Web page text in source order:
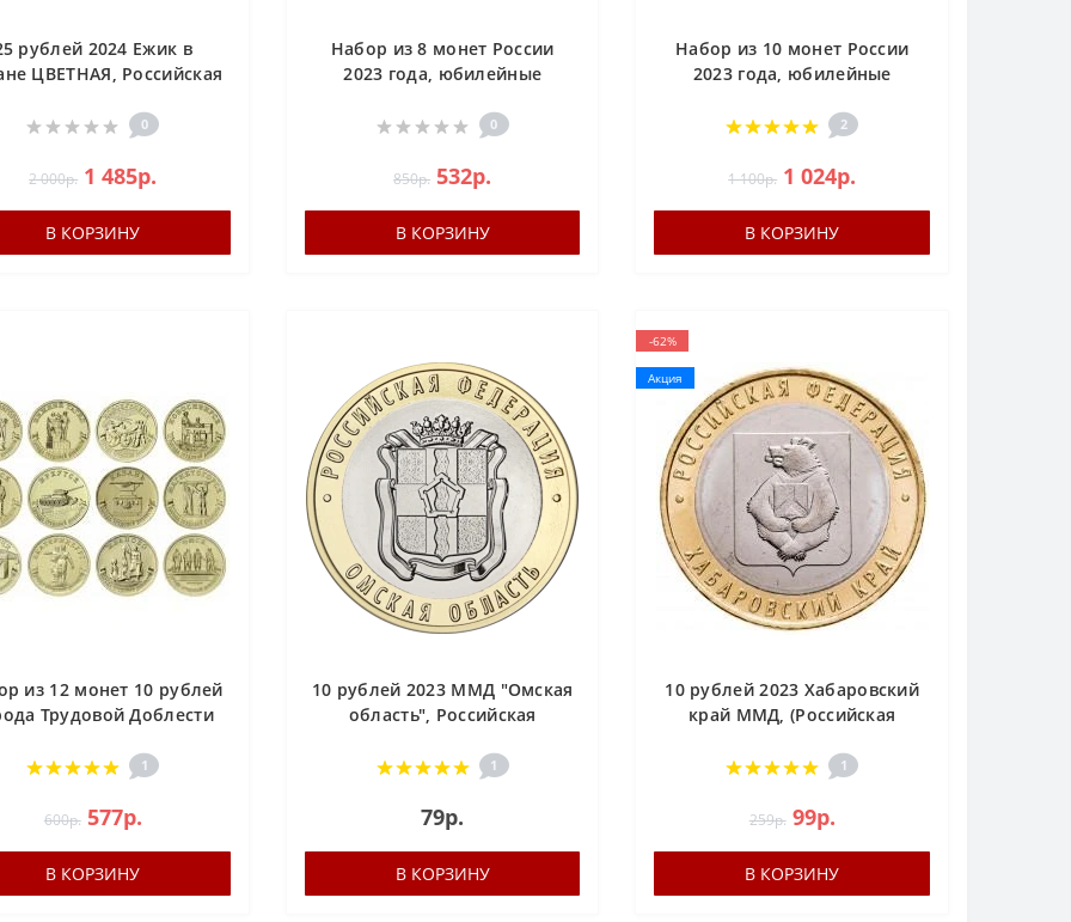
рублей 2024 Ежик в
ЦВЕТНАЯ, Российская
0
2 000р. 1 485р.
В КОРЗИНУ
Набор из 8 монет России
2023 года, юбилейные
рублей
0
850р. 532р.
В КОРЗИНУ
Набор из 10 монет России
2023 года, юбилейные
рублей
2
1 100р. 1 024р.
В КОРЗИНУ
из 12 монет 10 рублей
Трудовой Доблести
1
600р. 577р.
В КОРЗИНУ
10 рублей 2023 ММД "Омская
область", Российская
1
79р.
В КОРЗИНУ
-62%
Акция
10 рублей 2023 Хабаровский
край ММД, (Российская
1
259р. 99р.
В КОРЗИНУ